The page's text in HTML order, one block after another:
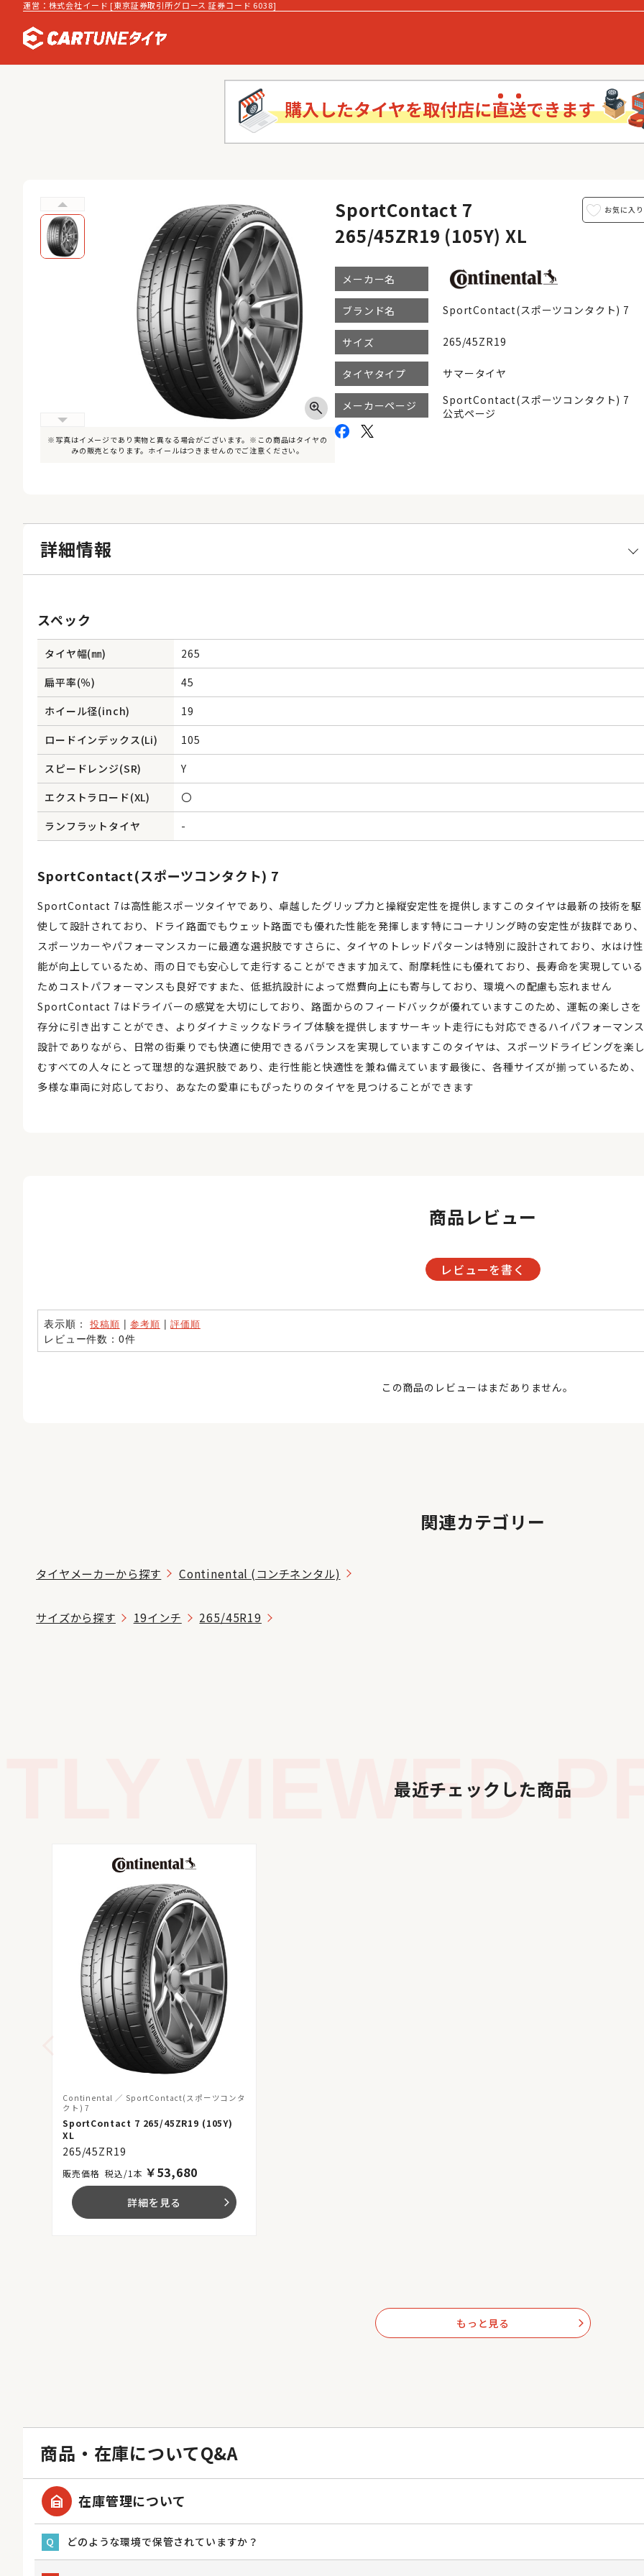
運営：株式会社イード [東京証券取引所グロース 証券コード 6038]
※写真はイメージであり実物と異なる場合がございます。※この商品はタイヤの
みの販売となります。ホイールはつきませんのでご注意ください。
SportContact 7
265/45ZR19 (105Y) XL
メーカー名
ブランド名 SportContact(スポーツコンタクト) 7
サイズ 265/45ZR19
タイヤタイプ サマータイヤ
メーカーページ
SportContact(スポーツコンタクト) 7
公式ページ
詳細情報
スペック
タイヤ幅(㎜)
265
扁平率(％)
45
ホイール径(inch)
19
ロードインデックス(Li)
105
スピードレンジ(SR)
Y
エクストラロード(XL)
〇
ランフラットタイヤ
-
SportContact(スポーツコンタクト) 7
SportContact 7は高性能スポーツタイヤであり、卓越したグリップ力と操縦安定性を提供しますこのタイヤは最新の技術を駆
使して設計されており、ドライ路面でもウェット路面でも優れた性能を発揮します特にコーナリング時の安定性が抜群であり、
スポーツカーやパフォーマンスカーに最適な選択肢ですさらに、タイヤのトレッドパターンは特別に設計されており、水はけ性
能が向上しているため、雨の日でも安心して走行することができます加えて、耐摩耗性にも優れており、長寿命を実現している
ためコストパフォーマンスも良好ですまた、低抵抗設計によって燃費向上にも寄与しており、環境への配慮も忘れません
SportContact 7はドライバーの感覚を大切にしており、路面からのフィードバックが優れていますこのため、運転の楽しさを
存分に引き出すことができ、よりダイナミックなドライブ体験を提供しますサーキット走行にも対応できるハイパフォーマンス
設計でありながら、日常の街乗りでも快適に使用できるバランスを実現していますこのタイヤは、スポーツドライビングを楽
むすべての人々にとって理想的な選択肢であり、走行性能と快適性を兼ね備えています最後に、各種サイズが揃っているため、
多様な車両に対応しており、あなたの愛車にもぴったりのタイヤを見つけることができます
商品レビュー
レビューを書く
表示順：投稿順 |参考順 |評価順
レビュー件数：0件
この商品のレビューはまだありません。
関連カテゴリー
タイヤメーカーから探す Continental (コンチネンタル)
サイズから探す 19インチ 265/45R19
VIEWED
最近チェックした商品
Continental
SportContact(スポーツコンタ
クト) 7
SportContact 7 265/45ZR19 (105Y)
XL
265/45ZR19
税込/1本 ￥53,680
詳細を見る arrow_forward_ios
もっと見る arrow_forward_ios
商品・在庫についてQ&A
garage_home 在庫管理について
Q どのような環境で保管されていますか？